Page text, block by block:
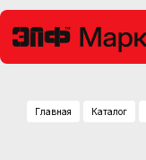
Главная Каталог